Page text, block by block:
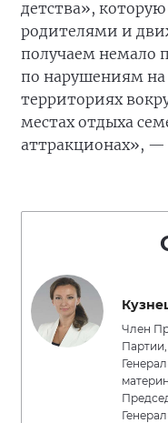
детства»,
родителями и
получаем немало
по нарушениям на
территориях
местах отдыха
аттракционах», —
Член